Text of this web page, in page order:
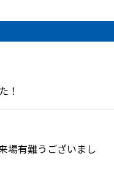
！
場有難うございまし